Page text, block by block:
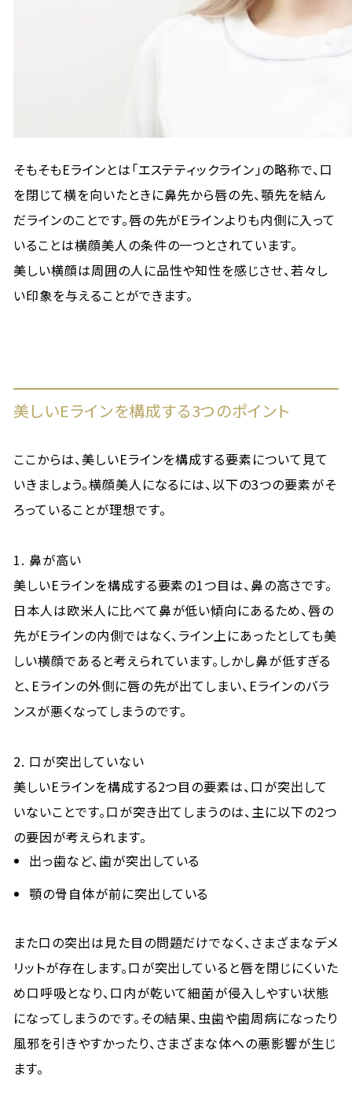
そもそもEラインとは「エステティックライン」の略称で、口
を閉じて横を向いたときに鼻先から唇の先、顎先を結ん
だラインのことです。唇の先がEラインよりも内側に入って
いることは横顔美人の条件の一つとされています。
美しい横顔は周囲の人に品性や知性を感じさせ、若々し
い印象を与えることができます。
美しいEラインを構成する3つのポイント
ここからは、美しいEラインを構成する要素について見て
いきましょう。横顔美人になるには、以下の3つの要素がそ
ろっていることが理想です。
1. 鼻が高い
美しいEラインを構成する要素の1つ目は、鼻の高さです。
日本人は欧米人に比べて鼻が低い傾向にあるため、唇の
先がEラインの内側ではなく、ライン上にあったとしても美
しい横顔であると考えられています。しかし鼻が低すぎる
と、Eラインの外側に唇の先が出てしまい、Eラインのバラ
ンスが悪くなってしまうのです。
2. 口が突出していない
美しいEラインを構成する2つ目の要素は、口が突出して
いないことです。口が突き出てしまうのは、主に以下の2つ
の要因が考えられます。
出っ歯など、歯が突出している
顎の骨自体が前に突出している
また口の突出は見た目の問題だけでなく、さまざまなデメ
リットが存在します。口が突出していると唇を閉じにくいた
め口呼吸となり、口内が乾いて細菌が侵入しやすい状態
になってしまうのです。その結果、虫歯や歯周病になったり
風邪を引きやすかったり、さまざまな体への悪影響が生じ
ます。